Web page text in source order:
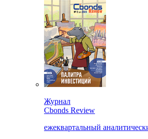
Журнал
Cbonds Review
ежеквартальный